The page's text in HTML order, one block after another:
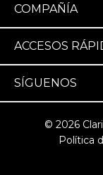
COMPAÑÍA
ACCESOS
SÍGUENOS
© 2026
Política